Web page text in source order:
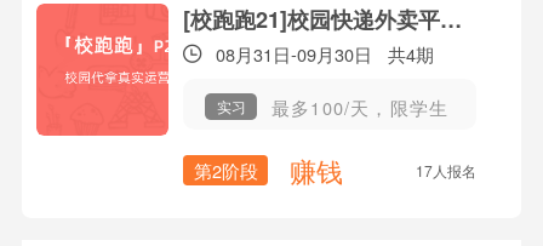
[校跑跑21]校园快递外卖平台(P2)
08月31日-09月30日 共4期
实习 最多100/天，限学生
第2阶段 赚钱 17人报名